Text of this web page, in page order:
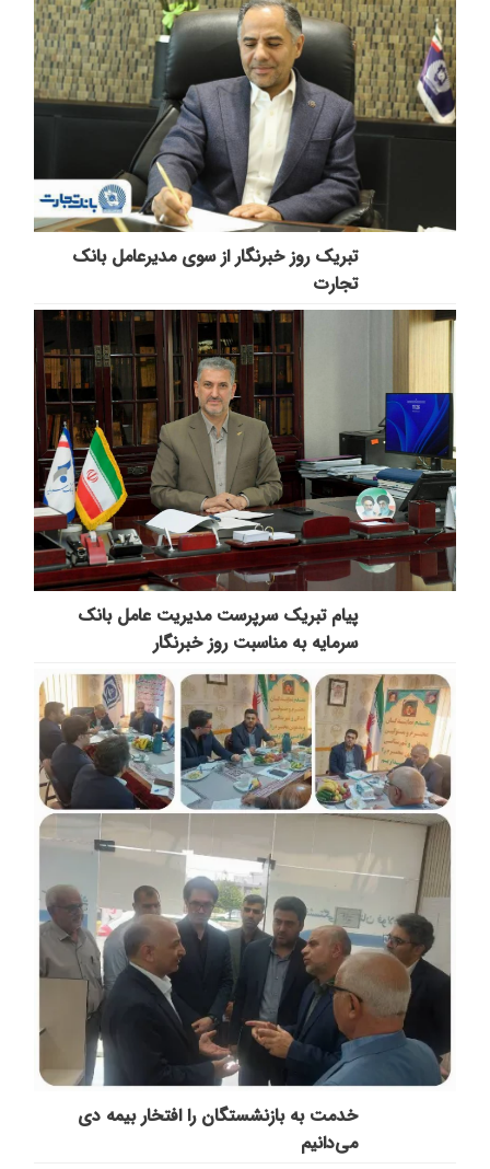
تبریک روز خبرنگار از سوی مدیرعامل بانک
تجارت
پیام تبریک سرپرست مدیریت عامل بانک
سرمایه به مناسبت روز خبرنگار
خدمت به بازنشستگان‌ را افتخار بیمه دی
می‌دانیم